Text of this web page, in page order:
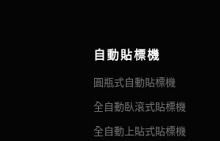
自動貼標機
圓瓶式自動貼標機
全自動臥滾式貼標機
全自動上貼式貼標機